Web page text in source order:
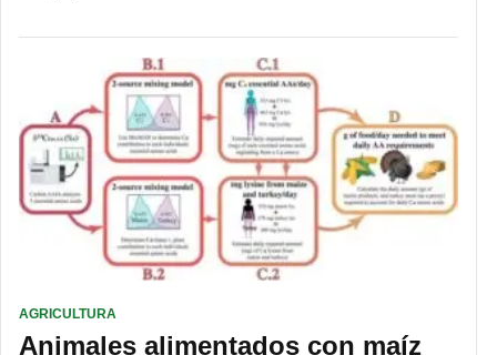
AGRICULTURA
Animales alimentados con maíz